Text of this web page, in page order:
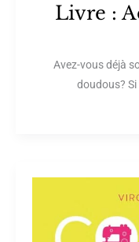
Livre :
Avez-vous déjà
doudous?